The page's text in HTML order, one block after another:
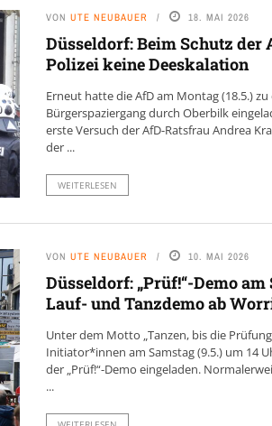
VON UTE NEUBAUER 18. MAI 2026
Düsseldorf: Beim Schutz der
Polizei keine Deeskalation
Erneut hatte die AfD am Montag (18.5.) zu
Bürgerspaziergang durch Oberbilk
erste Versuch der AfD-Ratsfrau Andrea
der ...
WEITERLESEN
VON UTE NEUBAUER 10. MAI 2026
Düsseldorf: „Prüf!“-Demo am
Lauf- und Tanzdemo ab
Unter dem Motto „Tanzen, bis die
Initiator*innen am Samstag (9.5.) um 14
der „Prüf!“-Demo eingeladen.
...